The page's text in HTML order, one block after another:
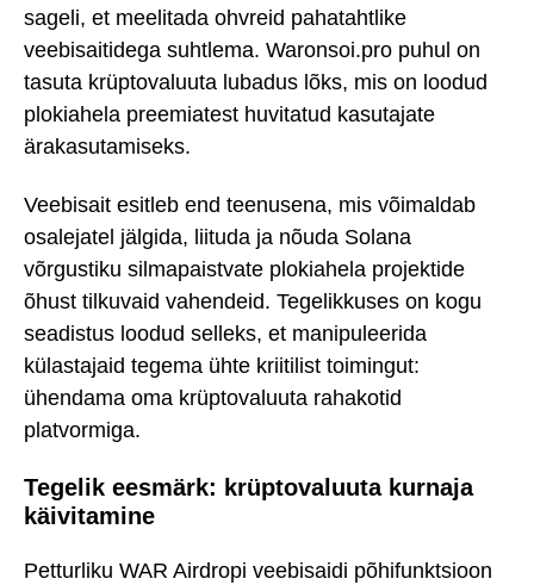
sageli, et meelitada ohvreid pahatahtlike
veebisaitidega suhtlema. Waronsoi.pro puhul on
tasuta krüptovaluuta lubadus lõks, mis on loodud
plokiahela preemiatest huvitatud kasutajate
ärakasutamiseks.
Veebisait esitleb end teenusena, mis võimaldab
osalejatel jälgida, liituda ja nõuda Solana
võrgustiku silmapaistvate plokiahela projektide
õhust tilkuvaid vahendeid. Tegelikkuses on kogu
seadistus loodud selleks, et manipuleerida
külastajaid tegema ühte kriitilist toimingut:
ühendama oma krüptovaluuta rahakotid
platvormiga.
Tegelik eesmärk: krüptovaluuta kurnaja
käivitamine
Petturliku WAR Airdropi veebisaidi põhifunktsioon